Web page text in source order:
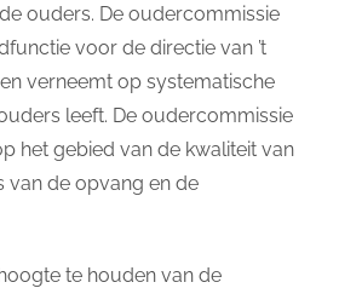
ouders. De oudercommissie
voor de directie van ’t
verneemt op systematische
leeft. De oudercommissie
het gebied van de kwaliteit van
van de opvang en de
te houden van de